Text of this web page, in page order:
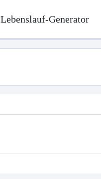
Lebenslauf-Generator